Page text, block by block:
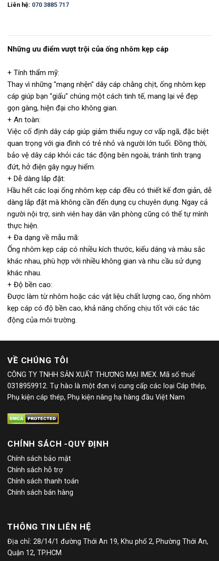
Liên hệ: 070 3885 717
Những ưu điểm vượt trội của ống nhôm kẹp cáp
+ Tính thẩm mỹ:
Thay vì những "mạng nhện" dây cáp chằng chịt, ống nhôm kẹp
cáp giúp bạn "giấu" chúng một cách tinh tế, mang lại vẻ đẹp
gọn gàng, hiện đại cho không gian.
+ An toàn:
Việc cố định dây cáp giúp giảm thiểu nguy cơ vấp ngã, đặc biệt
quan trọng với gia đình có trẻ nhỏ và người lớn tuổi. Đồng thời,
bảo vệ dây cáp khỏi các tác động bên ngoài, tránh tình trạng
đứt, hở điện gây nguy hiểm.
+ Dễ dàng lắp đặt:
Hầu hết các loại ống nhôm kẹp cáp đều có thiết kế đơn giản, dễ
dàng lắp đặt mà không cần đến dụng cụ chuyên dụng. Ngay cả
người nội trợ, sinh viên hay dân văn phòng cũng có thể tự mình
thực hiện.
+ Đa dạng về mẫu mã:
Ống nhôm kẹp cáp có nhiều kích thước, kiểu dáng và màu sắc
khác nhau, phù hợp với nhiều không gian và nhu cầu sử dụng
khác nhau.
+ Độ bền cao:
Được làm từ nhôm hoặc các vật liệu chất lượng cao, ống nhôm
kẹp cáp có độ bền cao, khả năng chống chịu tốt với các tác
động của môi trường.
VỀ CHÚNG TÔI
CÔNG TY TNHH SẢN XUẤT THƯƠNG MẠI IMEX. Mã số thuế
0318959912. Tự hào là một đơn vị cung cấp các loại Cáp thép,
Phụ kiện cáp thép, Phụ kiện nâng hạ hàng đầu Việt Nam
CHÍNH SÁCH -QUY ĐỊNH
Chính sách bảo mật
Chính sách hỗ trợ
Chính sách thanh toán
Chính sách bán hàng
THÔNG TIN LIÊN HỆ
Địa chỉ: 28/14/1 đường Thới An 19, Khu phố 2, Phường Thới An,
Quận 12, TP.HCM